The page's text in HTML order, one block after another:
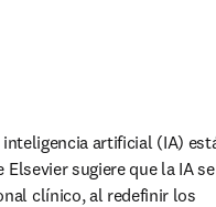
artificial (IA)
sugiere que la IA se
clínico, al redefinir los